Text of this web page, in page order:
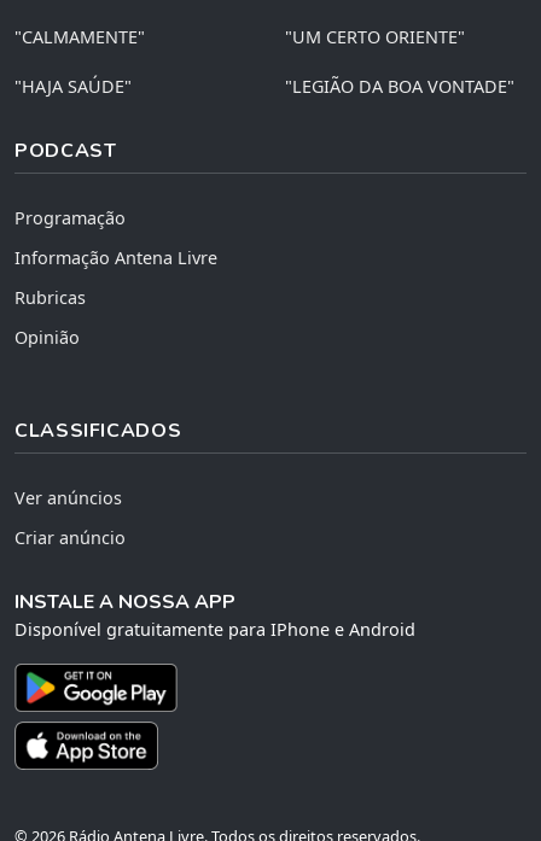
"CALMAMENTE" "UM CERTO ORIENTE"
"HAJA SAÚDE" "LEGIÃO DA BOA VONTADE"
PODCAST
Programação
Informação Antena Livre
Rubricas
Opinião
CLASSIFICADOS
Ver anúncios
Criar anúncio
INSTALE A NOSSA APP
Disponível gratuitamente para IPhone e Android
© 2026 Rádio Antena Livre. Todos os direitos reservados.